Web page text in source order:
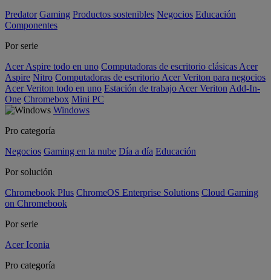
Predator Gaming Productos sostenibles Negocios Educación
Componentes
Por serie
Acer Aspire todo en uno Computadoras de escritorio clásicas Acer
Aspire Nitro Computadoras de escritorio Acer Veriton para negocios
Acer Veriton todo en uno Estación de trabajo Acer Veriton Add-In-
One Chromebox Mini PC
Windows
Pro categoría
Negocios Gaming en la nube Día a día Educación
Por solución
Chromebook Plus ChromeOS Enterprise Solutions Cloud Gaming
on Chromebook
Por serie
Acer Iconia
Pro categoría